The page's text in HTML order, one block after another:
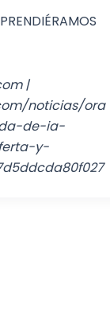
|
noticias/ora
de-ia-
y-